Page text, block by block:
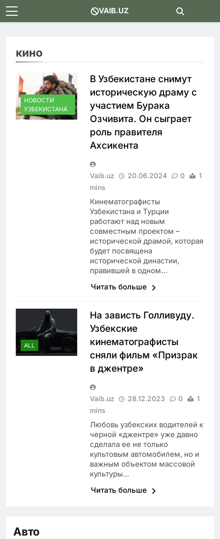
Skip
to
VAIB.UZ
кино
НОВОСТИ
УЗБЕКИСТАНА
В Узбекистане снимут
историческую драму с
участием Бурака
Озчивита. Он сыграет
роль правителя
Ахсикента
Vaib.uz 20.06.2024 0
1
mins
Кинематографисты
Узбекистана и Турции
работают над новым
совместным проектом –
исторической драмой, которая
будет посвящена
исторической династии,
правившей в одном…
Читать больше
ALL
На зависть Голливуду.
Узбекские
кинематографисты
сняли фильм «Призрак
в джентре»
Vaib.uz 28.12.2023 0
1
mins
Любовь узбекских водителей к
черной «джентре» уже давно
сделала ее не только
культовым автомобилем, но и
важным объектом массовой
культуры…
Читать больше
Авто